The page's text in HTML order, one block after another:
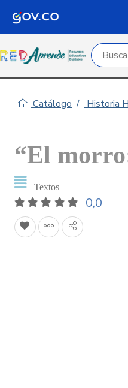
Campo
Catálogo Historia
“El
Textos
0,0